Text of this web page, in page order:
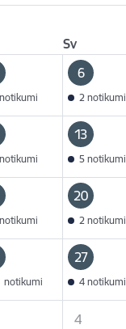
Sv
6
2 notikumi
13
5 notikumi
20
2 notikumi
notikumi
27
4 notikumi
4